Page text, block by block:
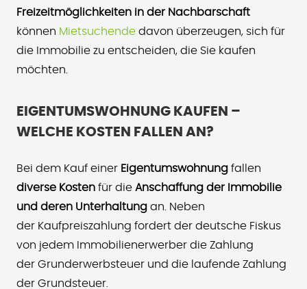
Freizeitmöglichkeiten in der Nachbarschaft
können Mietsuchende davon überzeugen, sich für
die Immobilie zu entscheiden, die Sie kaufen
möchten.
EIGENTUMSWOHNUNG KAUFEN –
WELCHE KOSTEN FALLEN AN?
Bei dem Kauf einer Eigentumswohnung fallen
diverse Kosten für die Anschaffung der Immobilie
und deren Unterhaltung an. Neben
der Kaufpreiszahlung fordert der deutsche Fiskus
von jedem Immobilienerwerber die Zahlung
der Grunderwerbsteuer und die laufende Zahlung
der Grundsteuer.